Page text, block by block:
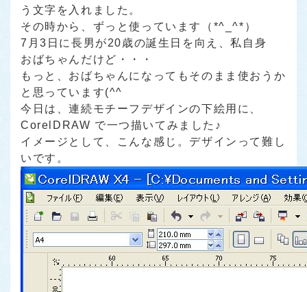
う文字を入れました。
その時から、ずっと使っています（*^_^*）
7月3日に長男が20歳の誕生日を向え、私自身
おばちゃんだけど・・・
もっと、おばちゃんになってもそのまま使おうか
と思っています(^^ゞ
今日は、連続モチーフデザインの下絵用に、
CorelDRAW で一つ描いてみました♪
イメージとして、こんな感じ。デザインって難し
いです。